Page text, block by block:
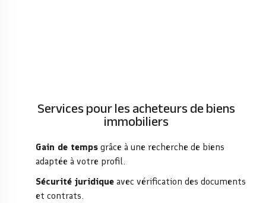
Services pour les acheteurs de biens
immobiliers
Gain de temps grâce à une recherche de biens
adaptée à votre profil.
Sécurité juridique avec vérification des documents
et contrats.